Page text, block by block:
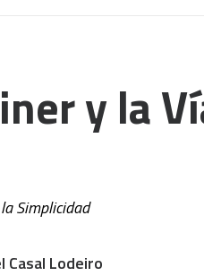
y la
Simplicidad
Casal Lodeiro